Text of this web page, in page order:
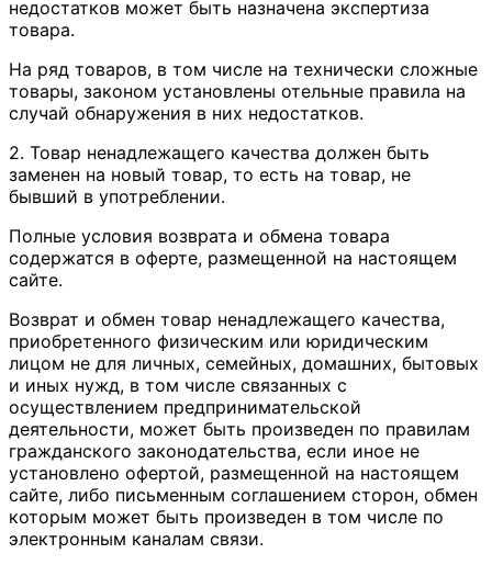
недостатков может быть назначена экспертиза
товара.
На ряд товаров, в том числе на технически сложные
товары, законом установлены отельные правила на
случай обнаружения в них недостатков.
2. Товар ненадлежащего качества должен быть
заменен на новый товар, то есть на товар, не
бывший в употреблении.
Полные условия возврата и обмена товара
содержатся в оферте, размещенной на настоящем
сайте.
Возврат и обмен товар ненадлежащего качества,
приобретенного физическим или юридическим
лицом не для личных, семейных, домашних, бытовых
и иных нужд, в том числе связанных с
осуществлением предпринимательской
деятельности, может быть произведен по правилам
гражданского законодательства, если иное не
установлено офертой, размещенной на настоящем
сайте, либо письменным соглашением сторон, обмен
которым может быть произведен в том числе по
электронным каналам связи.